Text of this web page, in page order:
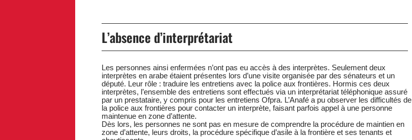
L’absence d’interprétariat
Les personnes ainsi enfermées n’ont pas eu accès à des interprètes. Seulement deux
interprètes en arabe étaient présentes lors d’une visite organisée par des sénateurs et un
député. Leur rôle : traduire les entretiens avec la police aux frontières. Hormis ces deux
interprètes, l’ensemble des entretiens sont effectués via un interprétariat téléphonique assuré
par un prestataire, y compris pour les entretiens Ofpra. L’Anafé a pu observer les difficultés de
la police aux frontières pour contacter un interprète, faisant parfois appel à une personne
maintenue en zone d’attente.
Dès lors, les personnes ne sont pas en mesure de comprendre la procédure de maintien en
zone d’attente, leurs droits, la procédure spécifique d’asile à la frontière et ses tenants et